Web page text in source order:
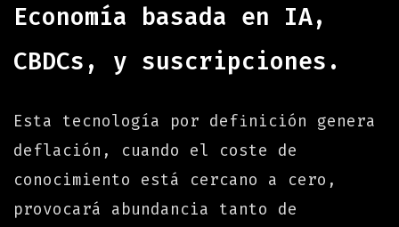
Economía basada en IA,
CBDCs, y suscripciones.
Esta tecnología por definición genera
deflación, cuando el coste de
conocimiento está cercano a cero,
provocará abundancia tanto de